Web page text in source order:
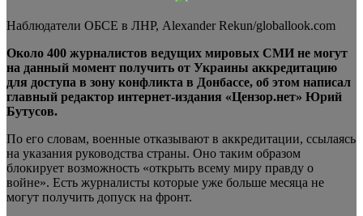
Наблюдатели OБCE в ЛНР, Alexander Rekun/globallook.com
Около 400 журналистов ведущих мировых СМИ не могут
на данный момент получить от Украины аккредитацию
для доступа в зону конфликта в Донбассе, об этом написал
главный редактор интернет-издания «Цензор.нет» Юрий
Бутусов.
По его словам, военные отказывают в аккредитации, ссылаясь
на указания руководства страны. Оно таким образом
блокирует возможность «открыть всему миру правду о
войне». Есть журналисты которые уже больше месяца не
могут получить допуск на фронт.